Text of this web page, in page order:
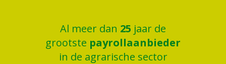
Al meer dan 25 jaar de
grootste payrollaanbieder
in de agrarische sector